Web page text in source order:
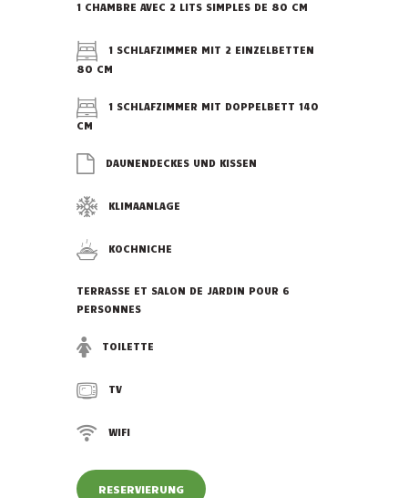
1 CHAMBRE AVEC 2 LITS SIMPLES DE 80 CM
1 SCHLAFZIMMER MIT 2 EINZELBETTEN
80 CM
1 SCHLAFZIMMER MIT DOPPELBETT 140
CM
DAUNENDECKES UND KISSEN
KLIMAANLAGE
KOCHNICHE
TERRASSE ET SALON DE JARDIN POUR 6
PERSONNES
TOILETTE
TV
WIFI
RESERVIERUNG